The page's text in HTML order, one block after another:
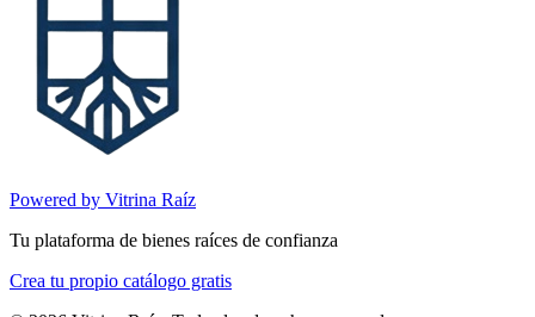
Powered by Vitrina Raíz
Tu plataforma de bienes raíces de confianza
Crea tu propio catálogo gratis